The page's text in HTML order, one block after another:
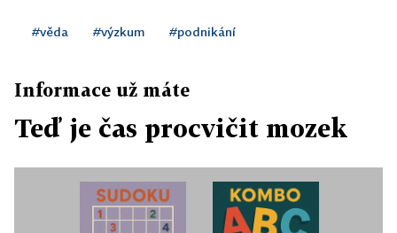
#věda #výzkum #podnikání
Informace už máte
Teď je čas procvičit mozek